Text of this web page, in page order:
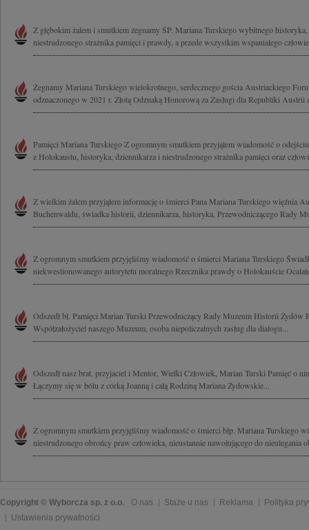
Z głębokim żalem i smutkiem żegnamy ŚP. Mariana Turskiego wybitnego
niestrudzonego strażnika pamięci i prawdy, a przede wszystkim wspaniałego
Żegnamy Mariana Turskiego wielokrotnego, serdecznego gościa Austriackiego
odznaczonego w 2021 r. Złotą Odznaką Honorową za Zasługi dla Republiki Austrii
Pamięci Mariana Turskiego Z ogromnym smutkiem przyjąłem wiadomość o
z Holokaustu, historyka, dziennikarza i niestrudzonego strażnika pamięci oraz
Z wielkim żalem przyjąłem informację o śmierci Pana Mariana Turskiego więźnia
Buchenwaldu, świadka historii, dziennikarza, historyka, Przewodniczącego Rady
Z ogromnym smutkiem przyjęliśmy wiadomość o śmierci Mariana Turskiego
niekwestionowanego autorytetu moralnego Rzecznika prawdy o Holokauście
Odszedł bł. Pamięci Marian Turski Przewodniczący Rady Muzeum Historii
Współzałożyciel naszego Muzeum, osoba niepoliczalnych zasług dla dialogu...
Odszedł nasz brat, przyjaciel i Mentor, Wielki Człowiek, Marian Turski Pamięć o
Łączymy się w bólu z córką Joanną i całą Rodziną Mariana Żydowskie...
Z ogromnym smutkiem przyjęliśmy wiadomość o śmierci błp. Mariana Turskiego
niestrudzonego obrońcy praw człowieka, nieustannie nawołującego do nieulegania
Copyright © Wyborcza sp. z o.o. O nas Staże u nas Reklama
Polityka
Ustawienia prywatności